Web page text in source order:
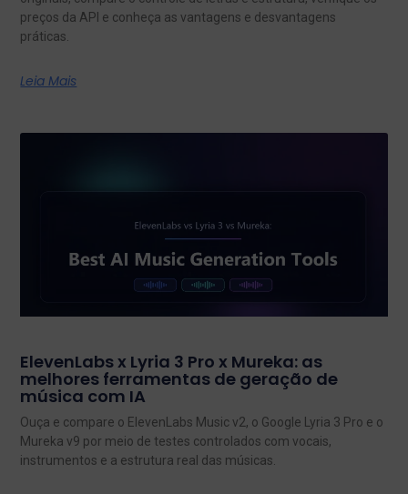
preços da API e conheça as vantagens e desvantagens
práticas.
Leia Mais
ElevenLabs x Lyria 3 Pro x Mureka: as
melhores ferramentas de geração de
música com IA
Ouça e compare o ElevenLabs Music v2, o Google Lyria 3 Pro e o
Mureka v9 por meio de testes controlados com vocais,
instrumentos e a estrutura real das músicas.